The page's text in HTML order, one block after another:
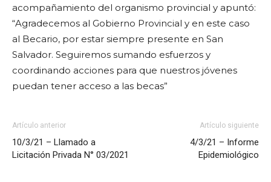
acompañamiento del organismo provincial y apuntó:
“Agradecemos al Gobierno Provincial y en este caso
al Becario, por estar siempre presente en San
Salvador. Seguiremos sumando esfuerzos y
coordinando acciones para que nuestros jóvenes
puedan tener acceso a las becas”
Artículo anterior
10/3/21 – Llamado a
Licitación Privada N° 03/2021
Artículo siguiente
4/3/21 – Informe
Epidemiológico